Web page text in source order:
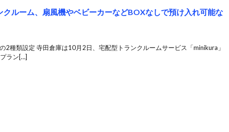
クルーム、扇風機やベビーカーなどBOXなしで預け入れ可能な
2種類設定 寺田倉庫は10月2日、宅配型トランクルームサービス「minikura」
ラン[…]